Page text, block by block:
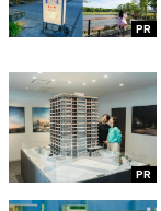
PR
PR